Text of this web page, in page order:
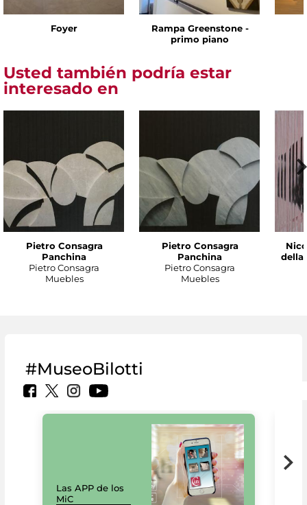
Foyer
Rampa Greenstone -
primo piano
Usted también podría estar
interesado en
Pietro Consagra
Panchina
Pietro Consagra
Muebles
Pietro Consagra
Panchina
Pietro Consagra
Muebles
della
#MuseoBilotti
Las APP de los
MiC